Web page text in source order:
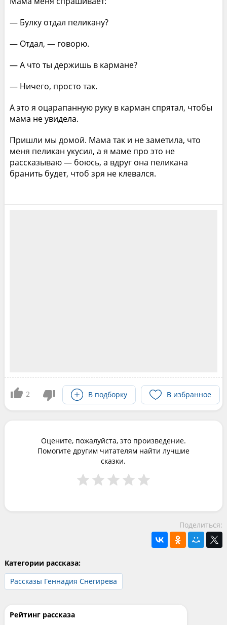
— Булку отдал пеликану?
— Отдал, — говорю.
— А что ты держишь в кармане?
— Ничего, просто так.
А это я оцарапанную руку в карман спрятал, чтобы
мама не увидела.
Пришли мы домой. Мама так и не заметила, что
меня пеликан укусил, а я маме про это не
рассказываю — боюсь, а вдруг она пеликана
бранить будет, чтоб зря не клевался.
2 В подборку В избранное
Оцените, пожалуйста, это произведение.
Помогите другим читателям найти лучшие
сказки.
Поделиться:
Категории рассказа:
Рассказы Геннадия Снегирева
Рейтинг рассказа